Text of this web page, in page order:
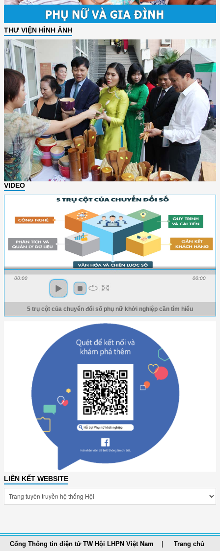
THƯ VIỆN HÌNH ẢNH
VIDEO
00:00 00:00
5 trụ cột của chuyển đổi số phụ nữ khởi nghiệp cần tìm hiểu
LIÊN KẾT WEBSITE
Cổng Thông tin điện tử TW Hội LHPN Việt Nam
Trang chủ